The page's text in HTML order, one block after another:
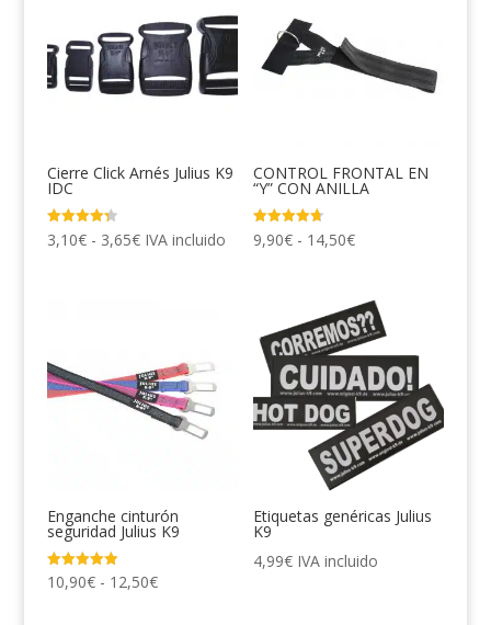
Cierre Click Arnés Julius K9
IDC
Valorado
con
3,10€ - 3,65€Rango
hasta
3,65€
IVA incluido
CONTROL FRONTAL EN
“Y” CON ANILLA
Valorado
con
9,90€ - 14,50€Rango
precios:
desde
9,90€
hasta
14,50€
Enganche cinturón
seguridad Julius K9
Valorado
con
10,90€ - 12,50€Rango
Etiquetas genéricas Julius
K9
4,99€ IVA incluido